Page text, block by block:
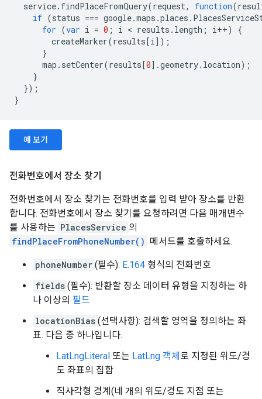
service. findPlaceFromQuery(request, function(
if (status === google.maps .places .
for (var i = 0 ; i < results . length ; i++)
{
createMarker(results[i]);
}
map . setCenter(results[0].geometry. location);
}
});
}
예 보기
전화번호에서 장소 찾기
전화번호에서 장소 찾기는 전화번호를 입력 받아 장소를 반환
합니다. 전화번호에서 장소 찾기를 요청하려면 다음 매개변수
를 사용하는 PlacesService 의
findPlaceFromPhoneNumber() 메서드를 호출하세요.
phoneNumber (필수): E.164 형식의 전화번호
fields (필수): 반환할 장소 데이터 유형을 지정하는 하
나 이상의 필드
locationBias (선택사항): 검색할 영역을 정의하는 좌
표. 다음 중 하나입니다.
LatLngLiteral 또는 LatLng 객체 로 지정된 위도/경
도 좌표의 집합
직사각형 경계(네 개의 위도/경도 지점 또는